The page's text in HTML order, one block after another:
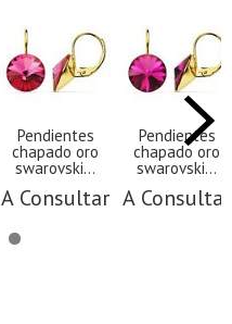
Pendientes
chapado oro
swarovski...
A Consultar
Pendientes
chapado oro
swarovski...
A Consultar